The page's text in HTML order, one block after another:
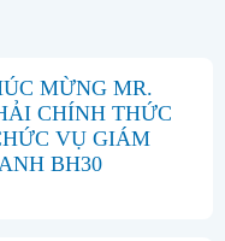
MỪNG MR.
CHÍNH THỨC
VỤ GIÁM
BH30